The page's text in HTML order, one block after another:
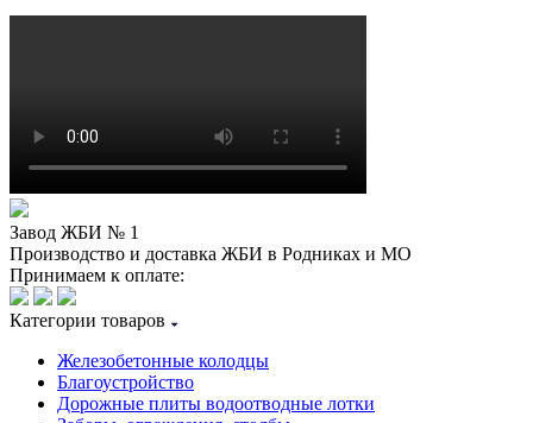
Завод ЖБИ № 1
Производство и доставка ЖБИ в Родниках и МО
Принимаем к оплате:
Категории товаров
Железобетонные колодцы
Благоустройство
Дорожные плиты водоотводные лотки